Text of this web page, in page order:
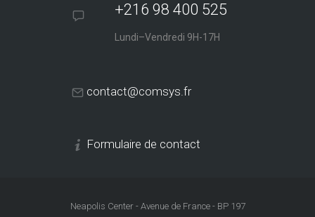
+216 98 400 525
Lundi–Vendredi 9H-17H
contact@comsys.fr
Formulaire de contact
Neapolis Center - Avenue de France - BP 197